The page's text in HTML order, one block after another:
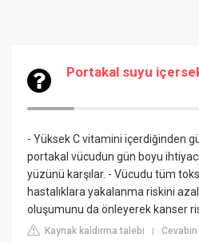
Portakal suyu
- Yüksek C vitamini içerdiğinden
portakal vücudun gün boyu
yüzünü karşılar. - Vücudu tüm
hastalıklara yakalanma riskini
oluşumunu da önleyerek kanser
Kaynak kaldırma talebi |